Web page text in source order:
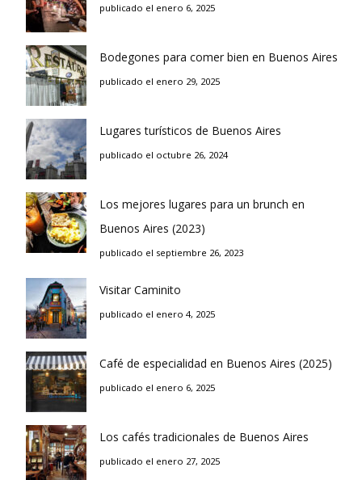
publicado el enero 6, 2025
Bodegones para comer bien en Buenos Aires
publicado el enero 29, 2025
Lugares turísticos de Buenos Aires
publicado el octubre 26, 2024
Los mejores lugares para un brunch en
Buenos Aires (2023)
publicado el septiembre 26, 2023
Visitar Caminito
publicado el enero 4, 2025
Café de especialidad en Buenos Aires (2025)
publicado el enero 6, 2025
Los cafés tradicionales de Buenos Aires
publicado el enero 27, 2025